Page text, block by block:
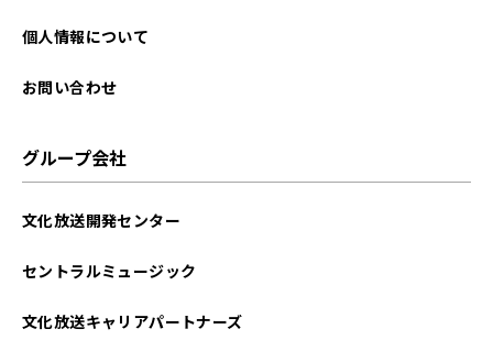
2025年07月
2025年04月
個人情報について
お問い合わせ
グループ会社
文化放送開発センター
セントラルミュージック
文化放送キャリアパートナーズ